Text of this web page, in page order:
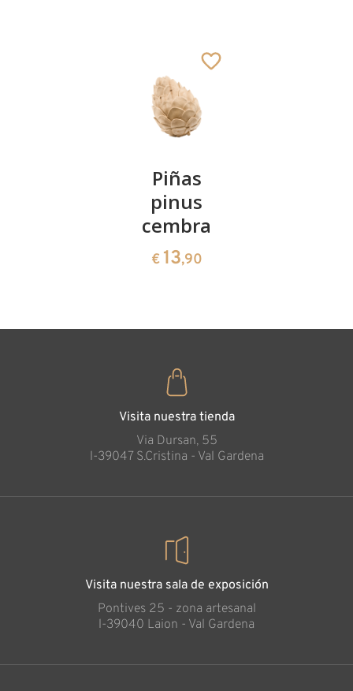
Piñas
pinus
cembra
€ 13,90
Visita nuestra tienda
Via Dursan, 55
l-39047 S.Cristina - Val Gardena
Visita nuestra sala de exposición
Pontives 25 - zona artesanal
l-39040 Laion - Val Gardena